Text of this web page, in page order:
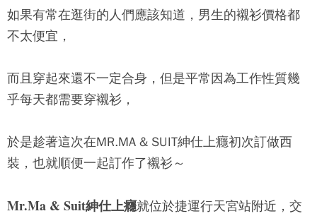
如果有常在逛街的人們應該知道，男生的襯衫價格都
不太便宜，
而且穿起來還不一定合身，但是平常因為工作性質幾
乎每天都需要穿襯衫，
於是趁著這次在MR.MA & SUIT紳仕上癮初次訂做西
裝，也就順便一起訂作了襯衫～
Mr.Ma & Suit紳仕上癮就位於捷運行天宮站附近 ， 交